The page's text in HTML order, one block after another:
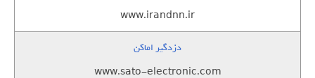
www.irandnn.ir
دزدگیر اماکن
www.sato-electronic.com